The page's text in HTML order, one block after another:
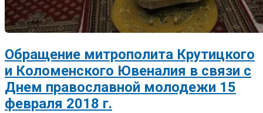
Обращение митрополита Крутицкого
и Коломенского Ювеналия в связи с
Днем православной молодежи 15
февраля 2018 г.